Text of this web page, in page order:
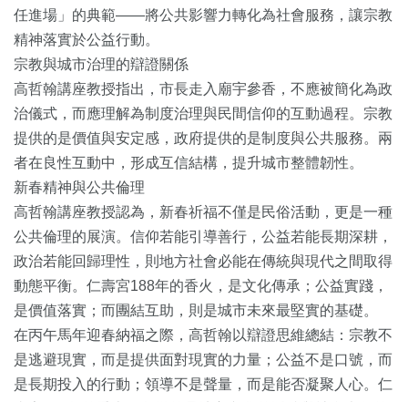
任進場」的典範——將公共影響力轉化為社會服務，讓宗教
精神落實於公益行動。
宗教與城市治理的辯證關係
高哲翰講座教授指出，市長走入廟宇參香，不應被簡化為政
治儀式，而應理解為制度治理與民間信仰的互動過程。宗教
提供的是價值與安定感，政府提供的是制度與公共服務。兩
者在良性互動中，形成互信結構，提升城市整體韌性。
新春精神與公共倫理
高哲翰講座教授認為，新春祈福不僅是民俗活動，更是一種
公共倫理的展演。信仰若能引導善行，公益若能長期深耕，
政治若能回歸理性，則地方社會必能在傳統與現代之間取得
動態平衡。仁壽宮188年的香火，是文化傳承；公益實踐，
是價值落實；而團結互助，則是城市未來最堅實的基礎。
在丙午馬年迎春納福之際，高哲翰以辯證思維總結：宗教不
是逃避現實，而是提供面對現實的力量；公益不是口號，而
是長期投入的行動；領導不是聲量，而是能否凝聚人心。仁